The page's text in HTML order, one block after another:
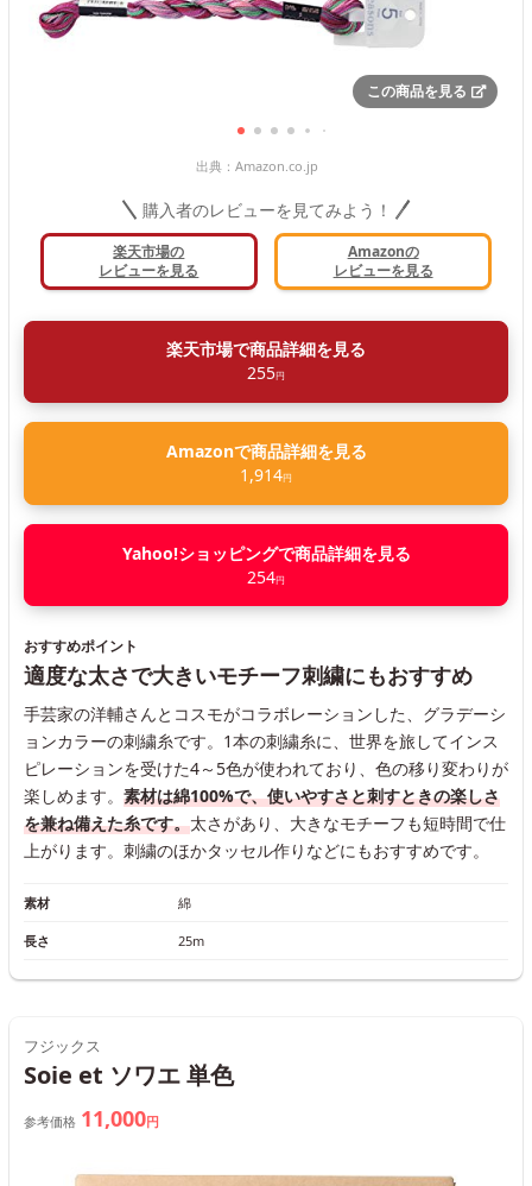
この商品を見る
出典： Amazon.co.jp
購入者のレビューを見てみよう！
楽天市場の
レビューを見る
Amazonの
レビューを見る
楽天市場で商品詳細を見る
255円
Amazonで商品詳細を見る
1,914円
Yahoo!ショッピングで商品詳細を見る
254円
おすすめポイント
適度な太さで大きいモチーフ刺繍にもおすすめ
手芸家の洋輔さんとコスモがコラボレーションした、グラデーシ
ョンカラーの刺繍糸です。1本の刺繍糸に、世界を旅してインス
ピレーションを受けた4～5色が使われており、色の移り変わりが
楽しめます。 素材は綿100%で、使いやすさと刺すときの楽しさ
を兼ね備えた糸です。太さがあり、大きなモチーフも短時間で仕
上がります。刺繍のほかタッセル作りなどにもおすすめです。
素材 綿
長さ 25m
フジックス
Soie et ソワエ 単色
参考価格 11,000円